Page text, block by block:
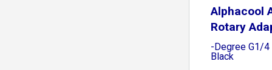
Alphacool
Rotary
-Degree G1/
Black